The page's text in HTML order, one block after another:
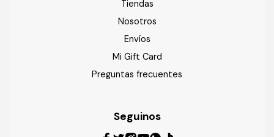
Tiendas
Nosotros
Envíos
Mi Gift Card
Preguntas frecuentes
Seguinos